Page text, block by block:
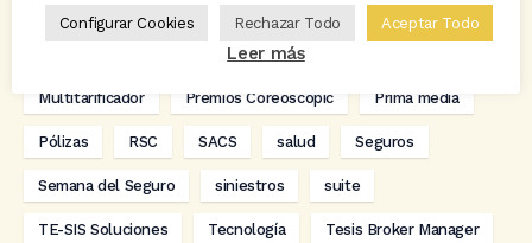
Kit Digital
Multitarificador Premios Coreoscopic Prima media
Pólizas RSC SACS salud Seguros
Semana del Seguro siniestros suite
TE-SIS Soluciones Tecnología Tesis Broker Manager
Configurar Cookies Rechazar Todo Aceptar Todo
Leer más